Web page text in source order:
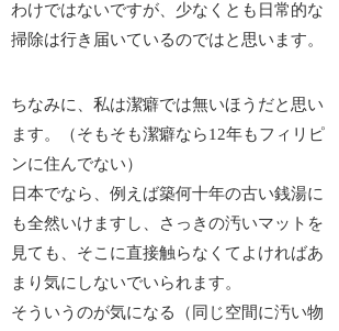
わけではないですが、少なくとも日常的な
掃除は行き届いているのではと思います。
ちなみに、私は潔癖では無いほうだと思い
ます。（そもそも潔癖なら12年もフィリピ
ンに住んでない）
日本でなら、例えば築何十年の古い銭湯に
も全然いけますし、さっきの汚いマットを
見ても、そこに直接触らなくてよければあ
まり気にしないでいられます。
そういうのが気になる（同じ空間に汚い物